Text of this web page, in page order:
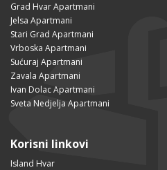
Grad Hvar Apartmani
Jelsa Apartmani
Stari Grad Apartmani
Vrboska Apartmani
Sućuraj Apartmani
Zavala Apartmani
Ivan Dolac Apartmani
Sveta Nedjelja Apartmani
Korisni linkovi
Island Hvar